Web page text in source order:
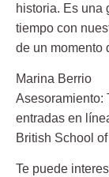
historia. Es una
tiempo con
de un momento
Marina Berrio
Asesoramiento:
entradas en
British School
Te puede